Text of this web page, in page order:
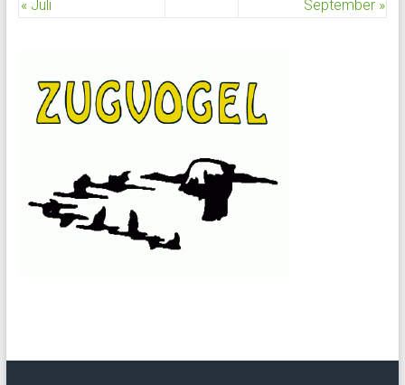
« Juli
September »